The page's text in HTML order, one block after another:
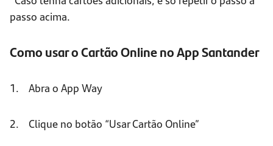
passo acima.
Como usar o Cartão Online no App Santander
1. Abra o App Way
2. Clique no botão “Usar Cartão Online”